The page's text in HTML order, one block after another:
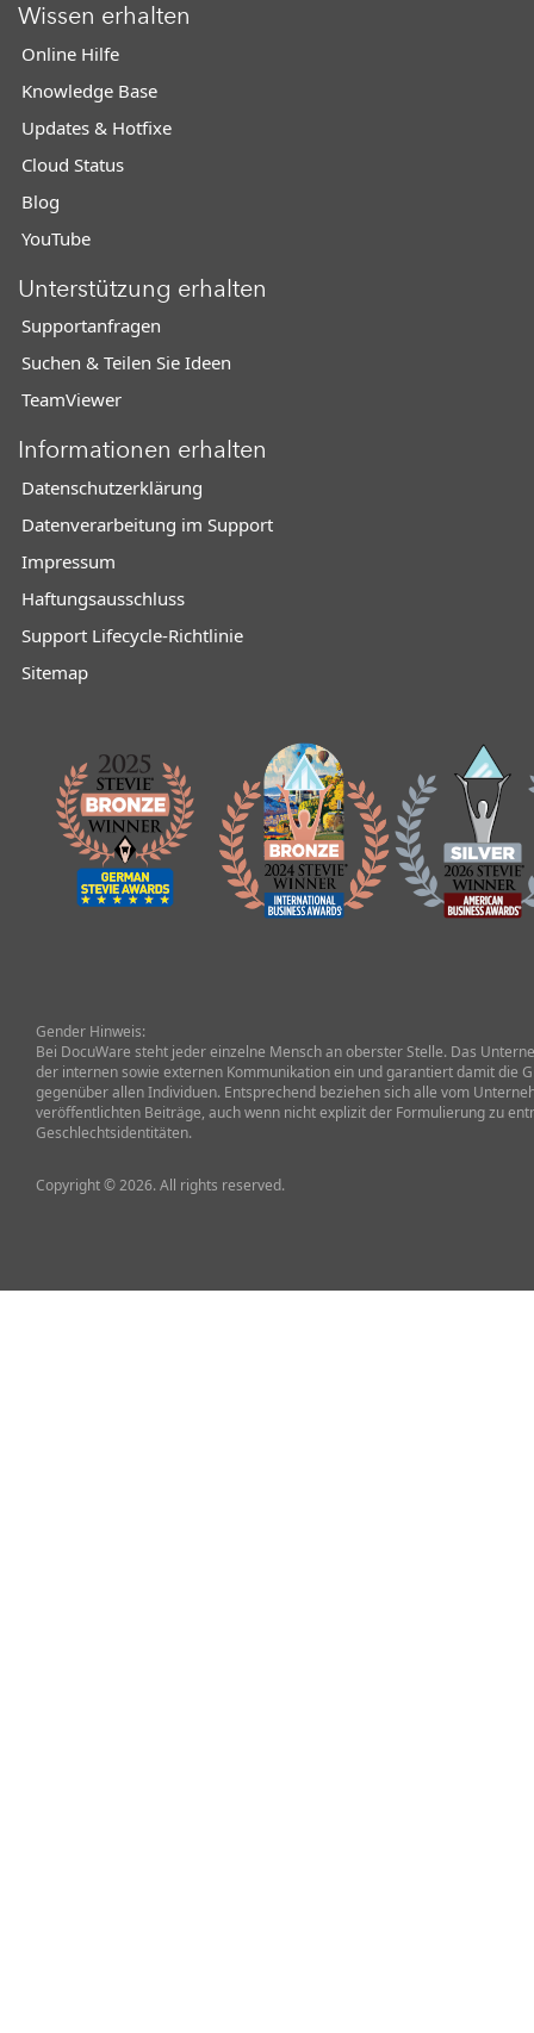
Wissen erhalten
Online Hilfe
Knowledge Base
Updates & Hotfixe
Cloud Status
Blog
YouTube
Unterstützung erhalten
Supportanfragen
Suchen & Teilen Sie Ideen
TeamViewer
Informationen erhalten
Datenschutzerklärung
Datenverarbeitung im Support
Impressum
Haftungsausschluss
Support Lifecycle-Richtlinie
Sitemap
Gender Hinweis:
Bei DocuWare steht jeder einzelne Mensch an oberster Stelle. Das
der internen sowie externen Kommunikation ein und garantiert damit die
gegenüber allen Individuen. Entsprechend beziehen sich alle vom
veröffentlichten Beiträge, auch wenn nicht explizit der Formulierung zu
Geschlechtsidentitäten.
Copyright © 2026. All rights reserved.